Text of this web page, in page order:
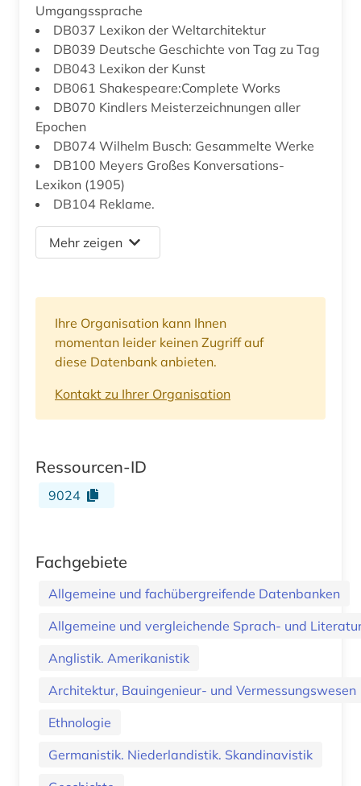
Umgangssprache
DB037 Lexikon der Weltarchitektur
DB039 Deutsche Geschichte von Tag zu Tag
DB043 Lexikon der Kunst
DB061 Shakespeare:Complete Works
DB070 Kindlers Meisterzeichnungen aller
Epochen
DB074 Wilhelm Busch: Gesammelte Werke
DB100 Meyers Großes Konversations-
Lexikon (1905)
DB104 Reklame.
Mehr zeigen
Ihre Organisation kann Ihnen
momentan leider keinen Zugriff auf
diese Datenbank anbieten.
Kontakt zu Ihrer Organisation
Ressourcen-ID
9024
Fachgebiete
Allgemeine und fachübergreifende Datenbanken
Allgemeine und vergleichende Sprach- und
Anglistik. Amerikanistik
Architektur, Bauingenieur- und Vermessungswesen
Ethnologie
Germanistik. Niederlandistik. Skandinavistik